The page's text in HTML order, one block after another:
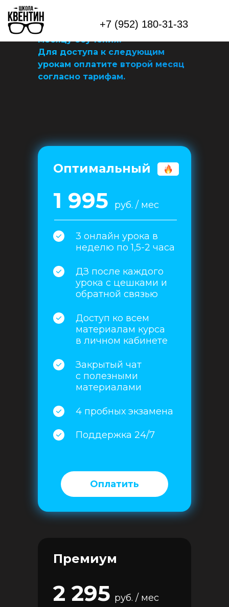
+7 (952) 180-31-33
Друзья, мы плавно, но уверенно
переходим к следующему
месяцу обучения.
Для доступа к следующим
урокам оплатите второй месяц
согласно тарифам.
Оптимальный
руб. / мес
3 онлайн урока в
неделю по 1,5-2 часа
ДЗ после каждого
урока с цешками и
обратной связью
Доступ ко всем
материалам курса
в личном кабинете
Закрытый чат
с полезными
материалами
4 пробных экзамена
Поддержка 24/7
1 995
Оплатить
Премиум
руб. / мес
2 295